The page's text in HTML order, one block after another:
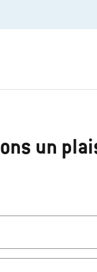
un